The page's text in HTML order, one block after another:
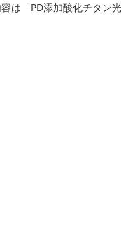
は「PD添加酸化チタン